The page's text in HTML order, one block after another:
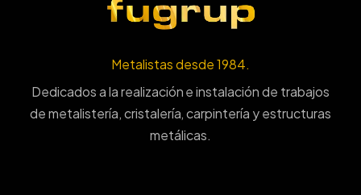
Metalistas desde 1984.
Dedicados a la realización e instalación de trabajos
de metalistería, cristalería, carpintería y estructuras
metálicas.